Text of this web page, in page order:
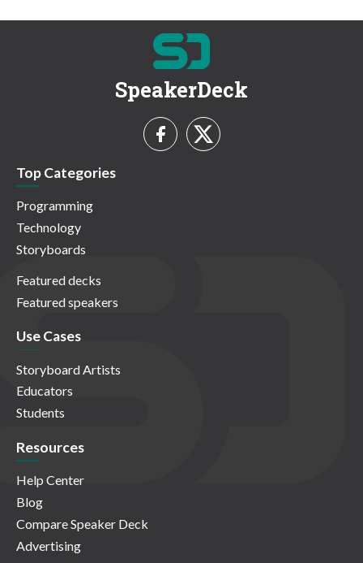
SpeakerDeck
Top Categories
Programming
Technology
Storyboards
Featured decks
Featured speakers
Use Cases
Storyboard Artists
Educators
Students
Resources
Help Center
Blog
Compare Speaker Deck
Advertising